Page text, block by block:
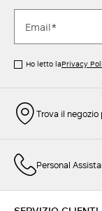
Ho letto laPrivacy
Trova il
Personal